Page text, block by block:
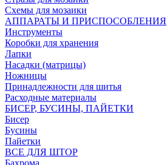
Схемы для мозаики
АППАРАТЫ И ПРИСПОСОБЛЕНИЯ
Инструменты
Коробки для хранения
Лапки
Насадки (матрицы)
Ножницы
Принадлежности для шитья
Расходные материалы
БИСЕР, БУСИНЫ, ПАЙЕТКИ
Бисер
Бусины
Пайетки
ВСЕ ДЛЯ ШТОР
Бахрома